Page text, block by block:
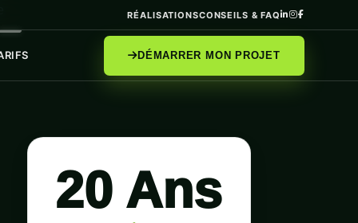
RÉALISATIONSCONSEILS & FAQ
DÉMARRER MON PROJET
20 Ans